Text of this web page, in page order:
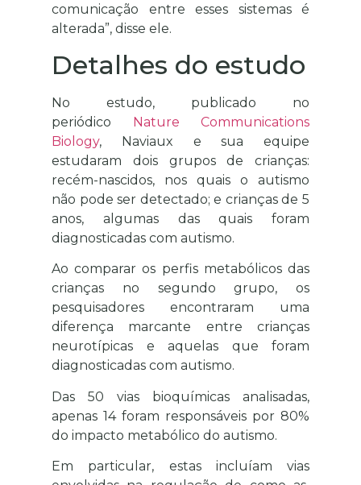
comunicação entre esses sistemas é
alterada”, disse ele.
Detalhes do estudo
No estudo, publicado no
periódico Nature Communications
Biology, Naviaux e sua equipe
estudaram dois grupos de crianças:
recém-nascidos, nos quais o autismo
não pode ser detectado; e crianças de 5
anos, algumas das quais foram
diagnosticadas com autismo.
Ao comparar os perfis metabólicos das
crianças no segundo grupo, os
pesquisadores encontraram uma
diferença marcante entre crianças
neurotípicas e aquelas que foram
diagnosticadas com autismo.
Das 50 vias bioquímicas analisadas,
apenas 14 foram responsáveis ​​por 80%
do impacto metabólico do autismo.
Em particular, estas incluíam vias